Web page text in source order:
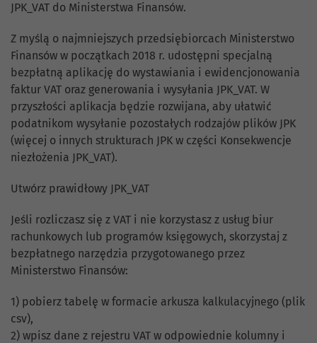
JPK_VAT do Ministerstwa Finansów.
Z myślą o najmniejszych przedsiębiorcach Ministerstwo
Finansów w początkach 2018 r. udostępni specjalną
bezpłatną aplikację do wystawiania i ewidencjonowania
faktur VAT oraz generowania i wysyłania JPK_VAT. W
przyszłości aplikacja będzie rozwijana, aby ułatwić
podatnikom wysyłanie pozostałych rodzajów plików JPK
(więcej o innych strukturach JPK w części Konsekwencje
niezłożenia JPK_VAT).
Utwórz prawidłowy JPK_VAT
Jeśli rozliczasz się z VAT i nie korzystasz z usług biur
rachunkowych lub programów księgowych, skorzystaj z
bezpłatnego narzędzia przygotowanego przez
Ministerstwo Finansów:
1) pobierz tabelę w formacie arkusza kalkulacyjnego (plik
csv),
2) wpisz dane z rejestru VAT w odpowiednie kolumny i